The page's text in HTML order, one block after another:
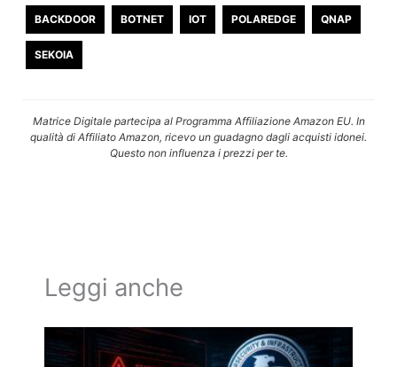
BACKDOOR BOTNET IOT POLAREDGE QNAP
SEKOIA
Matrice Digitale partecipa al Programma Affiliazione Amazon EU. In
qualità di Affiliato Amazon, ricevo un guadagno dagli acquisti idonei.
Questo non influenza i prezzi per te.
Leggi anche